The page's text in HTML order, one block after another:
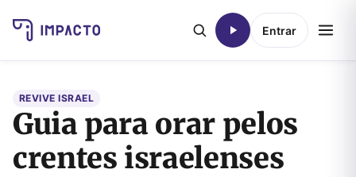
Entrar
REVIVE ISRAEL
Guia para orar pelos
crentes israelenses